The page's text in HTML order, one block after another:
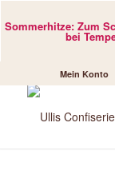
Sommerhitze: Zum
bei
Mein Konto